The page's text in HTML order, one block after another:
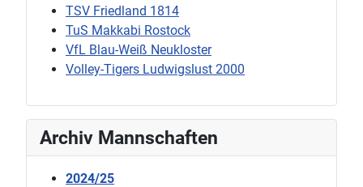
TSV Friedland 1814
TuS Makkabi Rostock
VfL Blau-Weiß Neukloster
Volley-Tigers Ludwigslust 2000
Archiv Mannschaften
2024/25